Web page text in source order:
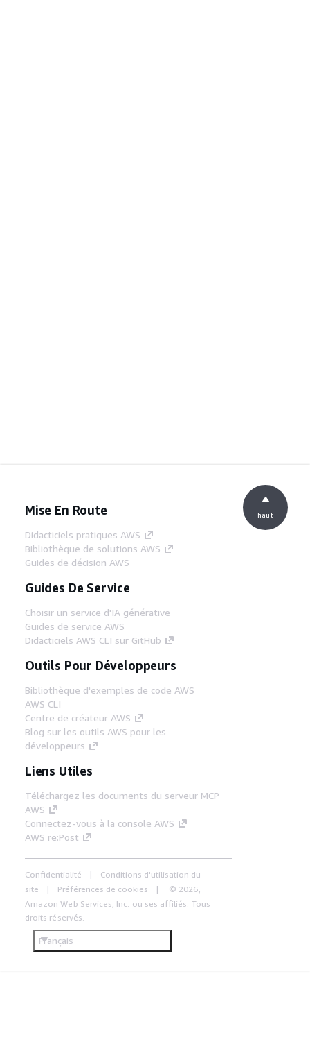
Mise En Route
Didacticiels pratiques AWS
Bibliothèque de solutions AWS
Guides de décision AWS
Guides De Service
Choisir un service d'IA générative
Guides de service AWS
Didacticiels AWS CLI sur GitHub
Outils Pour Développeurs
Bibliothèque d'exemples de code AWS
AWS CLI
Centre de créateur AWS
Blog sur les outils AWS pour les
développeurs
Liens Utiles
Téléchargez les documents du serveur MCP
AWS
Connectez-vous à la console AWS
AWS re:Post
Confidentialité
Conditions d'utilisation du
site
Préférences de cookies
© 2026,
Amazon Web Services, Inc. ou ses affiliés. Tous
droits réservés.
Français
haut